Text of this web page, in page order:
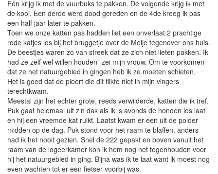
Eén krijg ik met de vuurbuks te pakken. De volgende krijg ik met
de kooi. Een derde werd dood gereden en de 4de kreeg ik pas
een half jaar later te pakken.
Toen we onze katten pas hadden liet een onverlaat 2 prachtige
rode katjes los bij het bruggetje over de Meije tegenover ons huis.
De beestjes waren zo van streek dat ze zich niet lieten pakken. Ik
had ze zelf wel willen houden” zei mijn vrouw. Om te voorkomen
dat ze het natuurgebied in gingen heb ik ze moeten schieten.
Het is goed dat de ploert die dit flikte niet in mijn vingers
terechtkwam.
Meestal zijn het echter grote, reeds verwilderde, katten die ik tref.
Puk gaat helemaal uit z’n dak als ik ’s avonds de honden los laat
en hij een vreemde kat ruikt. Laatst kwam er een uit de polder
midden op de dag. Puk stond voor het raam te blaffen, anders
had ik het nooit gezien. Snel de 222 gepakt en boven vanuit het
raam van de logeerkamer kon ik hem nog net tegenhouden voor
hij het natuurgebied in ging. Bijna was ik te laat want ik moest nog
even wachten tot er een fietser voorbij was.